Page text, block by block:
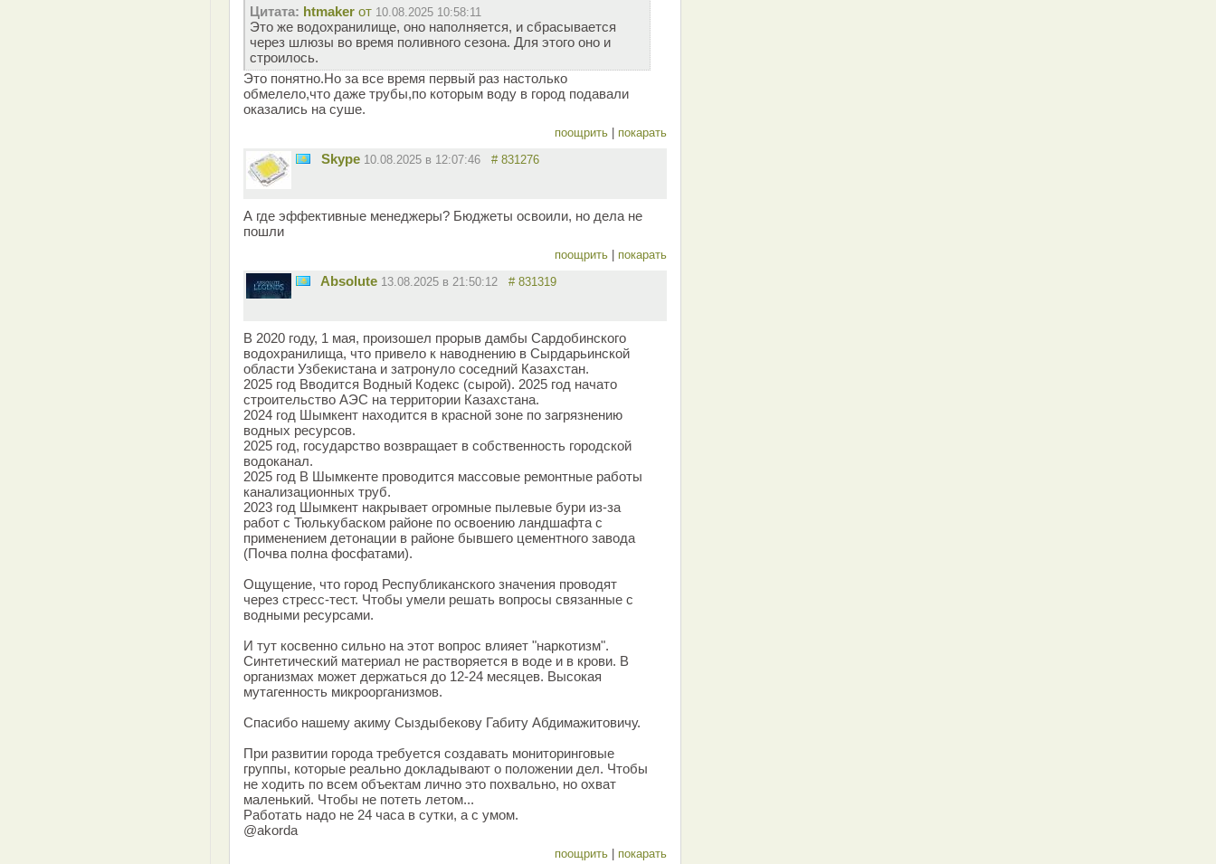
Цитата: htmaker от 10.08.2025 10:58:11
Это же водохранилище, оно наполняется, и сбрасывается
через шлюзы во время поливного сезона. Для этого оно и
строилось.
Это понятно.Но за все время первый раз настолько
обмелело,что даже трубы,по которым воду в город подавали
оказались на суше.
поощрить | покарать
Skype 10.08.2025 в 12:07:46 # 831276
А где эффективные менеджеры? Бюджеты освоили, но дела не
пошли
поощрить | покарать
Absolute 13.08.2025 в 21:50:12 # 831319
В 2020 году, 1 мая, произошел прорыв дамбы Сардобинского
водохранилища, что привело к наводнению в Сырдарьинской
области Узбекистана и затронуло соседний Казахстан.
2025 год Вводится Водный Кодекс (сырой). 2025 год начато
строительство АЭС на территории Казахстана.
2024 год Шымкент находится в красной зоне по загрязнению
водных ресурсов.
2025 год, государство возвращает в собственность городской
водоканал.
2025 год В Шымкенте проводится массовые ремонтные работы
канализационных труб.
2023 год Шымкент накрывает огромные пылевые бури из-за
работ с Тюлькубаском районе по освоению ландшафта с
применением детонации в районе бывшего цементного завода
(Почва полна фосфатами).
Ощущение, что город Республиканского значения проводят
через стресс-тест. Чтобы умели решать вопросы связанные с
водными ресурсами.
И тут косвенно сильно на этот вопрос влияет "наркотизм".
Синтетический материал не растворяется в воде и в крови. В
организмах может держаться до 12-24 месяцев. Высокая
мутагенность микроорганизмов.
Спасибо нашему акиму Сыздыбекову Габиту Абдимажитовичу.
При развитии города требуется создавать мониторинговые
группы, которые реально докладывают о положении дел. Чтобы
не ходить по всем объектам лично это похвально, но охват
маленький. Чтобы не потеть летом...
Работать надо не 24 часа в сутки, а с умом.
@akorda
поощрить | покарать